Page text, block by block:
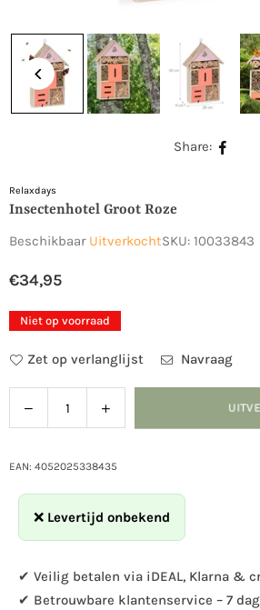
Share:
Relaxdays
Insectenhotel Groot Roze
Beschikbaar UitverkochtSKU: 10033843
Normale
prijs
€34,95
Niet op voorraad
Zet op verlanglijst Navraag
Hoeveelheid
Verlaag
de
voor
Roze
Verhoog
de
voor
Roze
EAN: 4052025338435
❌ Levertijd onbekend
✔ Veilig betalen via iDEAL, Klarna &
✔ Betrouwbare klantenservice – 7